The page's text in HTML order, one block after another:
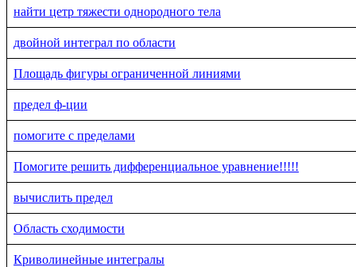
найти цетр тяжести однородного тела
двойной интеграл по области
Площадь фигуры ограниченной линиями
предел ф-ции
помогите с пределами
Помогите решить дифференциальное уравнение!!!!!
вычислить предел
Область сходимости
Криволинейные интегралы